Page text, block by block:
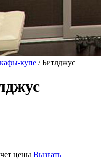
купе / Битлджус
цены Вызвать